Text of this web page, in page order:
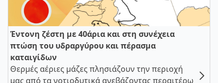
Έντονη ζέστη με 40άρια και στη συνέχεια
πτώση του υδραργύρου και πέρασμα
καταιγίδων
Θερμές αέριες μάζες πλησιάζουν την περιοχή
μας από τα νοτιοδυτικά ανεβάζοντας περαιτέρω